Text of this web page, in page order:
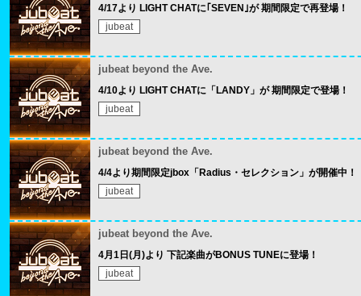
4/17より LIGHT CHATに｢SEVEN｣が 期間限定で再登場！
jubeat
jubeat beyond the Ave.
4/10より LIGHT CHATに「LANDY」が 期間限定で登場！
jubeat
jubeat beyond the Ave.
4/4より期間限定jbox「Radius・セレクション」が開催中！
jubeat
jubeat beyond the Ave.
4月1日(月)より 下記楽曲がBONUS TUNEに登場！
jubeat